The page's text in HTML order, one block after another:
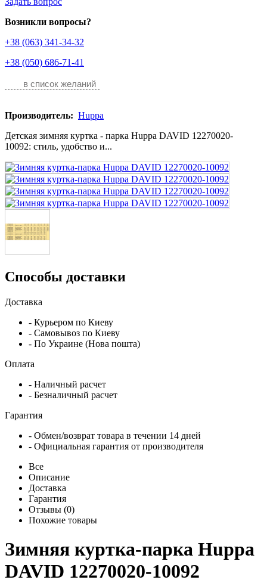
Возникли вопросы?
+38 (063) 341-34-32
+38 (050) 686-71-41
в список желаний
Производитель: Huppa
Детская зимняя куртка - парка Huppa DAVID 12270020-
10092: стиль, удобство и...
Способы доставки
Доставка
- Курьером по Киеву
- Самовывоз по Киеву
- По Украине (Нова пошта)
Оплата
- Наличный расчет
- Безналичный расчет
Гарантия
- Обмен/возврат товара в течении 14 дней
- Официальная гарантия от производителя
Все
Описание
Доставка
Гарантия
Отзывы (0)
Похожие товары
Зимняя куртка-парка Huppa
DAVID 12270020-10092